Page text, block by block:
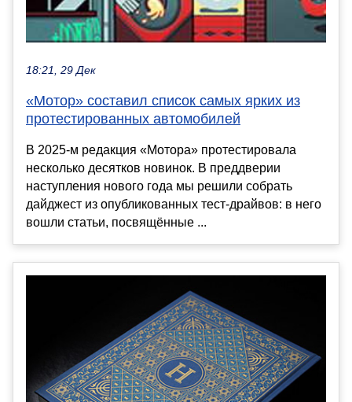
18:21, 29 Дек
«Мотор» составил список самых ярких из
протестированных автомобилей
В 2025-м редакция «Мотора» протестировала
несколько десятков новинок. В преддверии
наступления нового года мы решили собрать
дайджест из опубликованных тест-драйвов: в него
вошли статьи, посвящённые ...